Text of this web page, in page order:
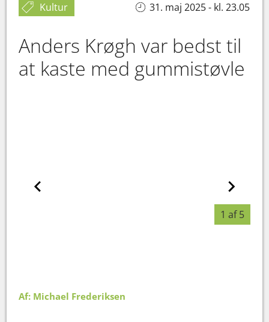
Kultur 31. maj 2025 - kl. 23.05
Anders Krøgh var bedst til
at kaste med gummistøvle
1 af 5
Af: Michael Frederiksen